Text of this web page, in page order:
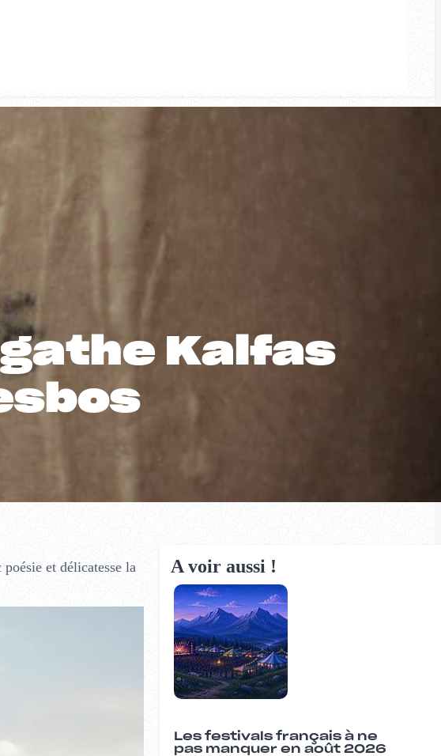
Kalfas
et délicatesse la
A voir aussi !
Les festivals français à ne
pas manquer en août 2026